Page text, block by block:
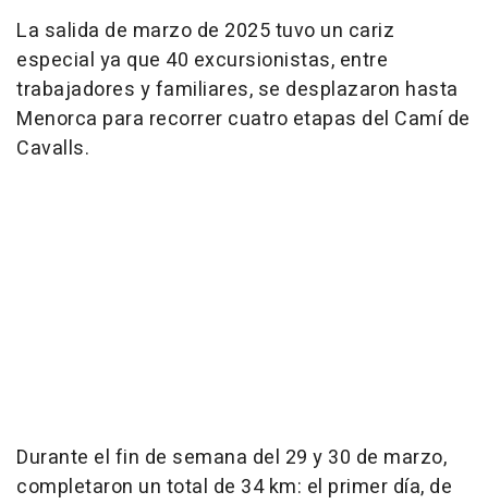
La salida de marzo de 2025 tuvo un cariz
especial ya que 40 excursionistas, entre
trabajadores y familiares, se desplazaron hasta
Menorca para recorrer cuatro etapas del Camí de
Cavalls.
Durante el fin de semana del 29 y 30 de marzo,
completaron un total de 34 km: el primer día, de